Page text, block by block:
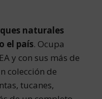
naturales
el país. Ocupa
y con sus más de
colección de
tucanes,